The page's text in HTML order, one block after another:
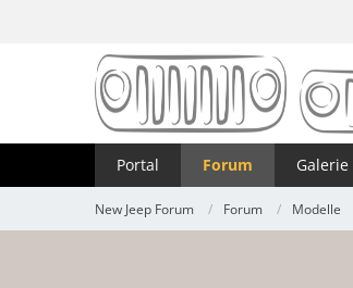
Portal Forum Galerie
New Jeep Forum Forum Modelle